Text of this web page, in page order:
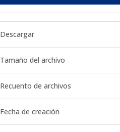
Descargar
Tamaño del archivo
Recuento de archivos
Fecha de creación